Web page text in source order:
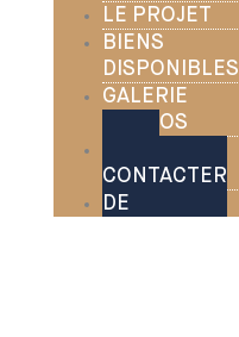
LE PROJET
BIENS
DISPONIBLES
GALERIE
PHOTOS
CONTACTER
DE